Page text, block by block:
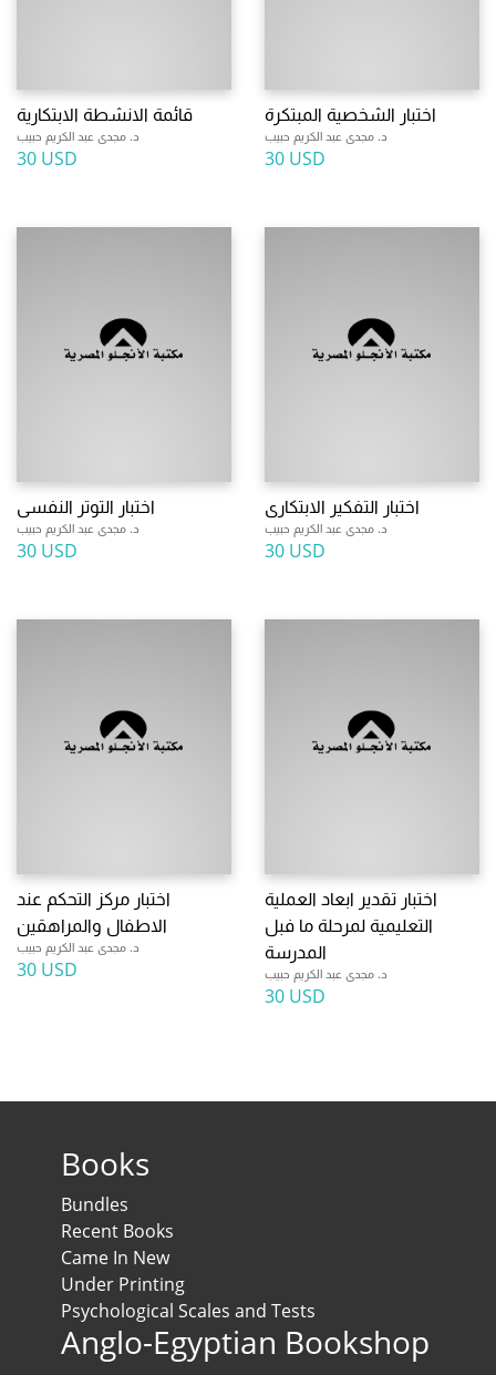
قائمة الانشطة الابتكارية
د. مجدى عبد الكريم حبيب
30 USD
اختبار الشخصية المبتكرة
د. مجدى عبد الكريم حبيب
30 USD
اختبار التوتر النفسى
د. مجدى عبد الكريم حبيب
30 USD
اختبار التفكير الابتكارى
د. مجدى عبد الكريم حبيب
30 USD
اختبار مركز التحكم عند
الاطفال والمراهقين
د. مجدى عبد الكريم حبيب
30 USD
اختبار تقدير ابعاد العملية
التعليمية لمرحلة ما فبل
المدرسة
د. مجدى عبد الكريم حبيب
30 USD
Books
Bundles
Recent Books
Came In New
Under Printing
Psychological Scales and Tests
Anglo-Egyptian Bookshop